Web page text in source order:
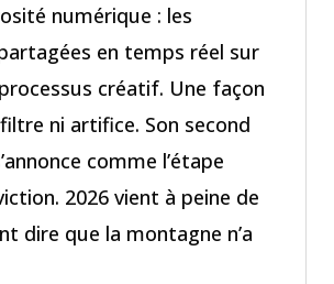
numérique : les
en temps réel sur
créatif. Une façon
ni artifice. Son second
comme l’étape
2026 vient à peine de
dire que la montagne n’a